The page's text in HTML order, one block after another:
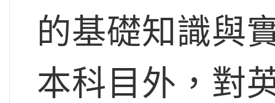
的基礎知識與
本科目外，對